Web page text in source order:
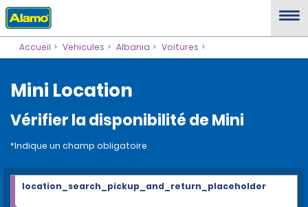
Accueil Vehicules Albania Voitures
Mini Location
Vérifier la disponibilité de Mini
*Indique un champ obligatoire
location_search_pickup_and_return_placeholder